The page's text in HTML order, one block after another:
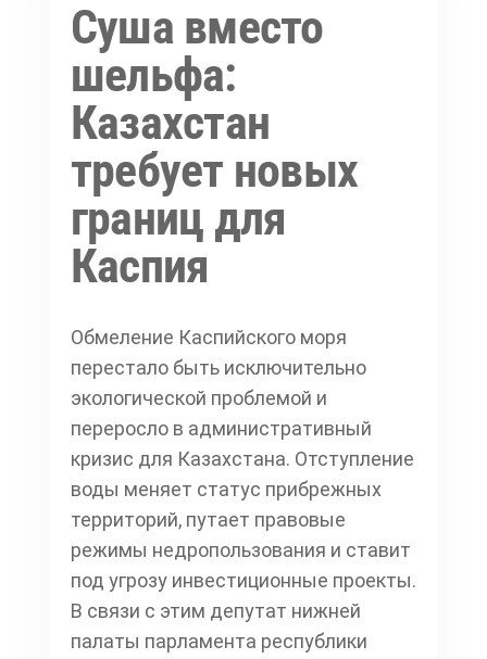
Суша вместо
шельфа:
Казахстан
требует новых
границ для
Каспия
Обмеление Каспийского моря
перестало быть исключительно
экологической проблемой и
переросло в административный
кризис для Казахстана. Отступление
воды меняет статус прибрежных
территорий, путает правовые
режимы недропользования и ставит
под угрозу инвестиционные проекты.
В связи с этим депутат нижней
палаты парламента республики